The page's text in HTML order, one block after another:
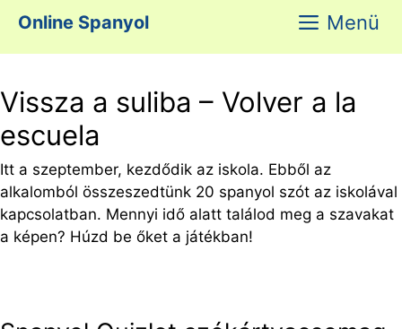
Kilépés
tartalomba
Online Spanyol Menü
Vissza a suliba – Volver a la
escuela
Itt a szeptember, kezdődik az iskola. Ebből az
alkalomból összeszedtünk 20 spanyol szót az iskolával
kapcsolatban. Mennyi idő alatt találod meg a szavakat
a képen? Húzd be őket a játékban!